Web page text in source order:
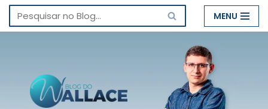
Pular
conteúdo
MENU